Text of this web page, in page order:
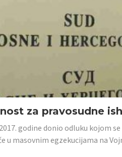
za pravosudne
godine donio odluku kojom
u masovnim egzekucijama na